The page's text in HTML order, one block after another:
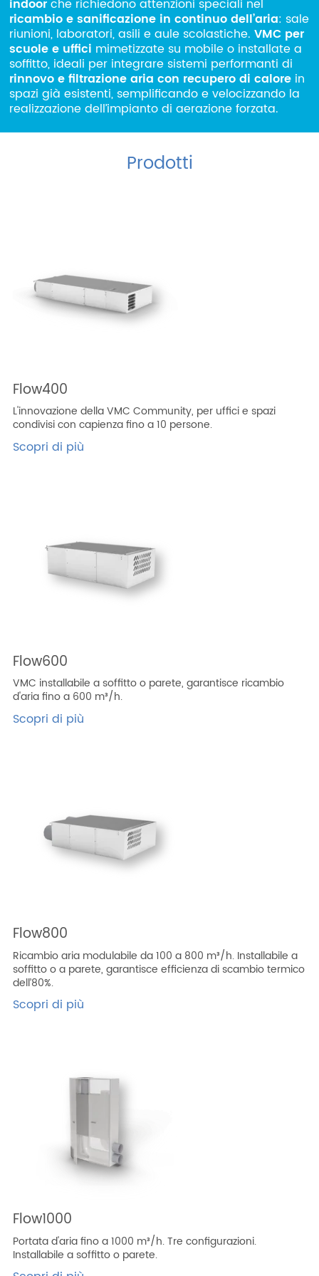
ITA ENG ESP DEU
Azienda
Area riservata
Area riservata CAT
indoorche richiedono attenzioni speciali nel
ricambio e sanificazione in continuo dell’aria: sale
riunioni, laboratori, asili e aule scolastiche.VMC per
scuole e uffici mimetizzate su mobile o installate a
soffitto, ideali per integrare sistemi performanti di
rinnovo e filtrazione aria con recupero di calore in
spazi già esistenti, semplificando e velocizzando la
realizzazione dell’impianto di aerazione forzata.
Prodotti
Flow400
L'innovazione della VMC Community, per uffici e spazi
condivisi con capienza fino a 10 persone.
Scopri di più
Flow600
VMC installabile a soffitto o parete, garantisce ricambio
d'aria fino a 600 m³/h.
Scopri di più
Flow800
Ricambio aria modulabile da 100 a 800 m³/h. Installabile a
soffitto o a parete, garantisce efficienza di scambio termico
dell’80%.
Scopri di più
Flow1000
Portata d'aria fino a 1000 m³/h. Tre configurazioni.
Installabile a soffitto o parete.